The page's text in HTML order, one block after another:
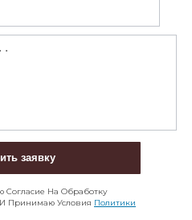
заявку
На Обработку
Принимаю Условия Политики